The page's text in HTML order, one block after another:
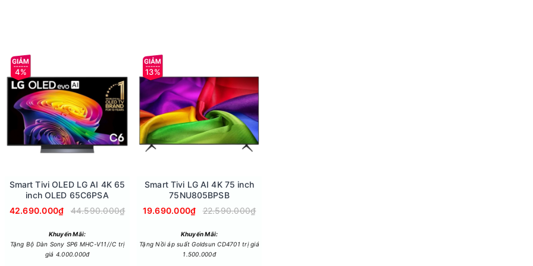
theo thời gian thực
4K Gen3 có khả năng phân tích nội dung đang phát. Hình ảnh và âm thanh được điều chỉnh phù hợp, giúp trải
4%
Smart Tivi OLED LG AI 4K 65
inch OLED 65C6PSA
42.690.000₫
44.590.000₫
Khuyến Mãi:
Tặng Bộ Dàn Sony SP6 MHC-V11//C trị
giá 4.000.000đ
13%
Smart Tivi LG AI 4K 75 inch
75NU805BPSB
19.690.000₫
22.590.000₫
Khuyến Mãi:
Tặng Nồi áp suất Goldsun CD4701 trị giá
1.500.000đ